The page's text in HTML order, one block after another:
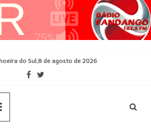
do Sul,8 de agosto de 2026